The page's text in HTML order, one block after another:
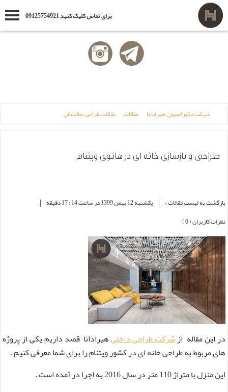
برای تماس کلیک کنید 09125754921
شرکت دکوراسیون هیرادانا مقالات مقالات طراحی ساختمان
طراحی و بازسازی خانه ای در هانوی ویتنام
بازگشت به لیست مقالات » | یکشنبه 12 بهمن 1399 در ساعت 14 : 17 دقیقه |
نظرات کاربران ( 0 )
در این مقاله ازشرکت طراحی داخلیهیرادانا قصد داریم یکی از پروژه
های مربوط به طراحی خانه ای در کشور ویتنام را برای شما معرفی کنیم .
این منزل با متراژ 110 متر در سال 2016 به اجرا در آمده است .